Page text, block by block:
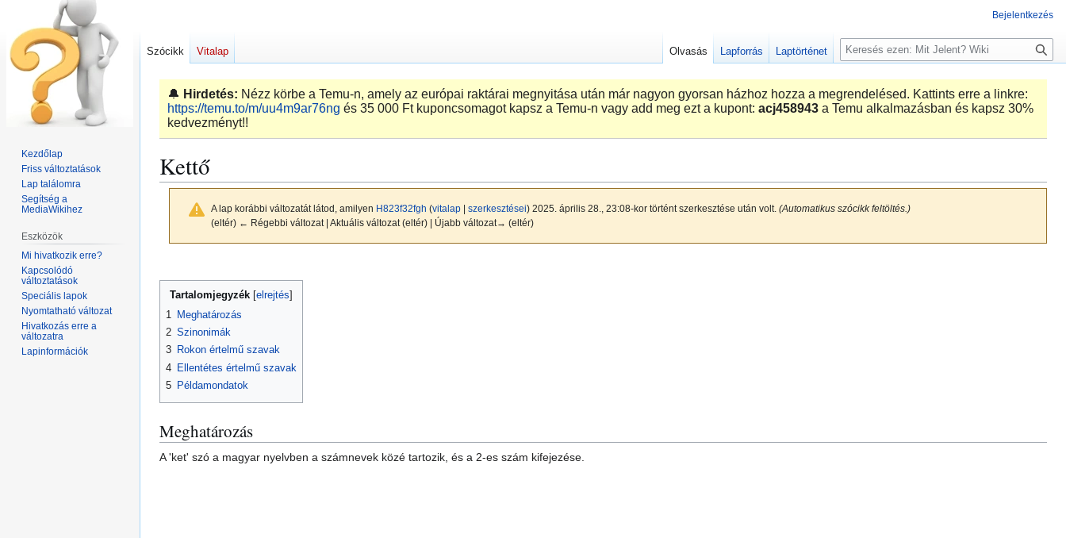
🔔 Hirdetés: Nézz körbe a Temu-n, amely az európai raktárai megnyitása után már nagyon gyorsan házhoz hozza a megrendelésed. Kattints erre a linkre:
https://temu.to/m/uu4m9ar76ng és ‎35 000 Ft kuponcsomagot kapsz a Temu-n vagy add meg ezt a kupont: acj458943 a Temu alkalmazásban és kapsz 30%
kedvezményt!!
Kettő
A lap korábbi változatát látod, amilyen H823f32fgh (vitalap| szerkesztései)2025. április 28., 23:08-kor történt szerkesztése után volt. (Automatikus szócikk feltöltés.)
(eltér) ← Régebbi változat | Aktuális változat (eltér) | Újabb változat→ (eltér)
a
navigációhoz
a
kereséshez
Tartalomjegyzék
1
Meghatározás
2 Szinonimák
3 Rokon értelmű szavak
4 Ellentétes értelmű szavak
5 Példamondatok
Meghatározás
A 'ket' szó a magyar nyelvben a számnevek közé tartozik, és a 2-es szám kifejezése.
Bejelentkezés
Szócikk Vitalap Olvasás Lapforrás Laptörténet
K
e
r
e
s
é
Kezdőlap
Friss változtatások
Lap találomra
Segítség a
MediaWikihez
Eszközök
Mi hivatkozik erre?
Kapcsolódó
változtatások
Speciális lapok
Nyomtatható változat
Hivatkozás erre a
változatra
Lapinformációk